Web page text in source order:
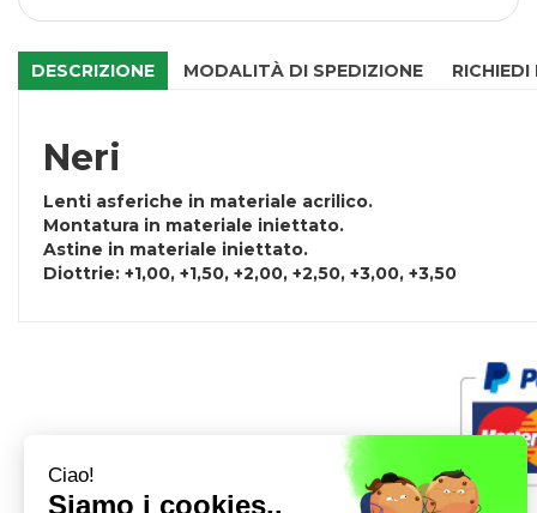
DESCRIZIONE MODALITÀ DI SPEDIZIONE
Neri
Lenti asferiche in materiale acrilico.
Montatura in materiale iniettato.
Astine in materiale iniettato.
Diottrie: +1,00, +1,50, +2,00, +2,50, +3,00, +3,50